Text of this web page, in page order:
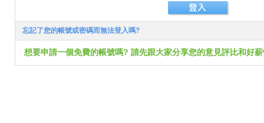
忘記了您的帳號或密碼而無法登入嗎?
想要申請一個免費的帳號嗎? 請先跟大家分享您的意見評比和好